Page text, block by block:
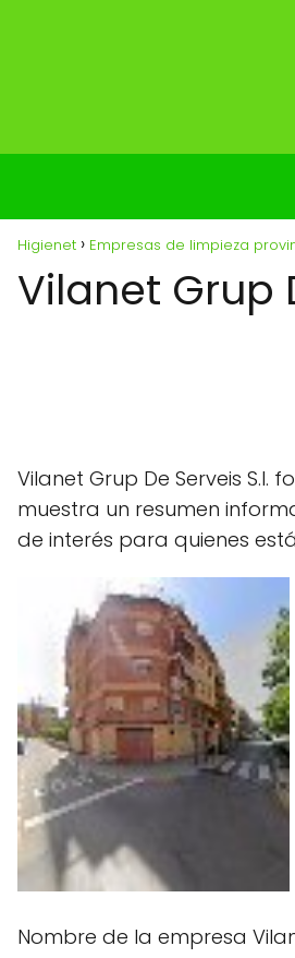
Higienet Empresas de limpieza
Vilanet Grup
Vilanet Grup De Serveis
muestra un resumen
de interés para quienes
Nombre de la empresa